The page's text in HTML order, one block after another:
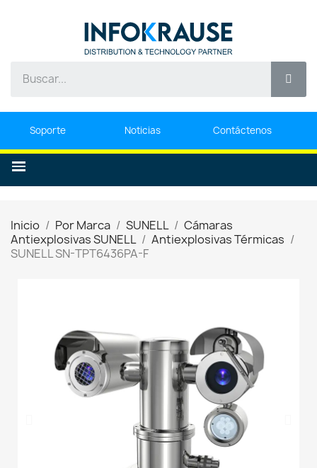
Soporte Noticias Contáctenos
Inicio Por Marca SUNELL
Cámaras
Antiexplosivas SUNELL
Antiexplosivas Térmicas
SUNELL SN-TPT6436PA-F